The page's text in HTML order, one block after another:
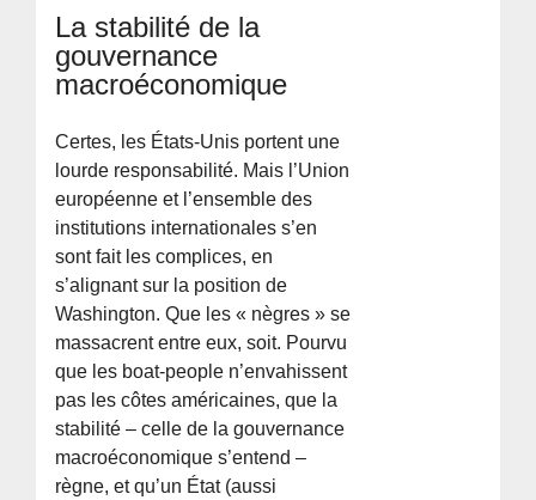
La stabilité de la
gouvernance
macroéconomique
Certes, les États-Unis portent une
lourde responsabilité. Mais l’Union
européenne et l’ensemble des
institutions internationales s’en
sont fait les complices, en
s’alignant sur la position de
Washington. Que les « nègres » se
massacrent entre eux, soit. Pourvu
que les boat-people n’envahissent
pas les côtes américaines, que la
stabilité – celle de la gouvernance
macroéconomique s’entend –
règne, et qu’un État (aussi